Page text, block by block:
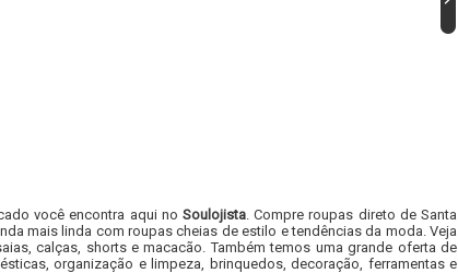
você encontra aqui no Soulojista. Compre roupas direto de Santa
mais linda com roupas cheias de estilo e tendências da moda. Veja
calças, shorts e macacão. Também temos uma grande oferta de
organização e limpeza, brinquedos, decoração, ferramentas e